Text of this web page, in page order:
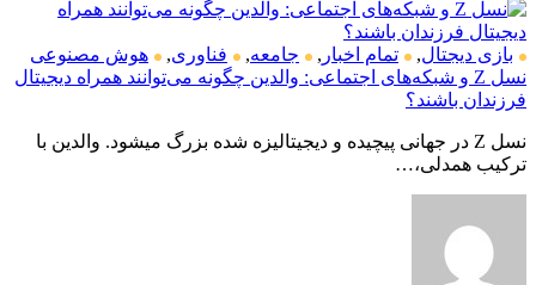
بازی دیجتال, تمام اخبار , جامعه, فناوری,
هوش مصنوعی
نسل Z و شبکه‌های اجتماعی: والدین چگونه می‌توانند همراه دیجیتال
فرزندان باشند؟
نسل Z در جهانی پیچیده و دیجیتالیزه شده بزرگ میشود. والدین با
ترکیب همدلی،…